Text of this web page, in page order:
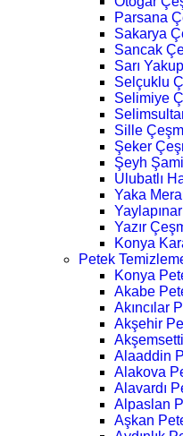
Parsana
Sakarya
Sancak
Sarı
Selçuklu
Selimiye
Sille
Şeker
Şeyh
Ulubatlı
Yaka
Yazır
Konya
Petek
Konya
Akabe
Akıncılar
Akşehir
Alaaddin
Alakova
Alavardı
Alpaslan
Aşkan